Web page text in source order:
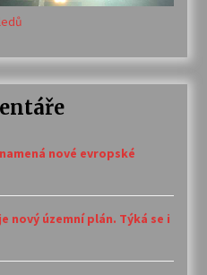
nové evropské
nový územní plán. Týká se i